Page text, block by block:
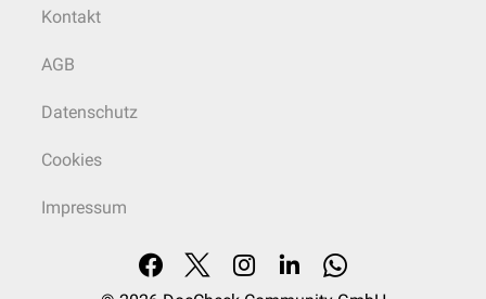
Kontakt
AGB
Datenschutz
Cookies
Impressum